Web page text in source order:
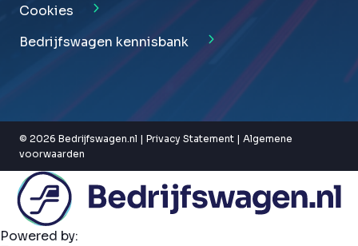
Cookies
Bedrijfswagen kennisbank
© 2026 Bedrijfswagen.nl | Privacy Statement | Algemene
voorwaarden
Powered by: